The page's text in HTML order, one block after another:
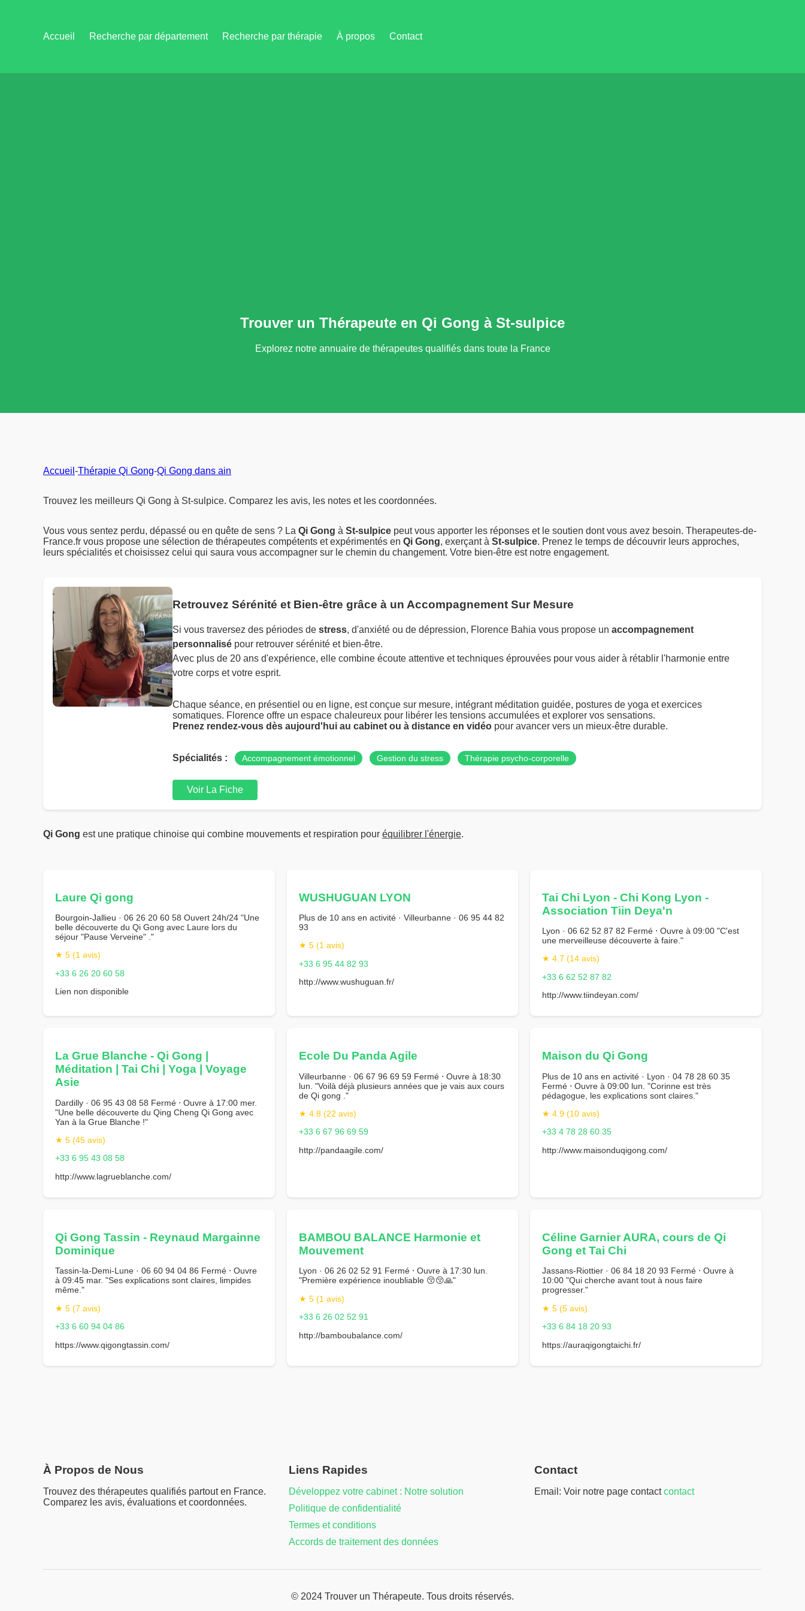
Accueil Recherche par département Recherche par thérapie À propos Contact
Trouver un Thérapeute en Qi Gong à St-sulpice
Explorez notre annuaire de thérapeutes qualifiés dans toute la France
Accueil -Thérapie Qi Gong-Qi Gong dans ain
Trouvez les meilleurs Qi Gong à St-sulpice. Comparez les avis, les notes et les coordonnées.
Vous vous sentez perdu, dépassé ou en quête de sens ? La Qi Gong à St-sulpice peut vous apporter les réponses et le soutien dont vous avez besoin. Therapeutes-de-
France.fr vous propose une sélection de thérapeutes compétents et expérimentés en Qi Gong, exerçant à St-sulpice. Prenez le temps de découvrir leurs approches,
leurs spécialités et choisissez celui qui saura vous accompagner sur le chemin du changement. Votre bien-être est notre engagement.
Retrouvez Sérénité et Bien-être grâce à un Accompagnement Sur Mesure
Si vous traversez des périodes de stress, d'anxiété ou de dépression, Florence Bahia vous propose un accompagnement
personnalisé pour retrouver sérénité et bien-être.
Avec plus de 20 ans d'expérience, elle combine écoute attentive et techniques éprouvées pour vous aider à rétablir l'harmonie entre
votre corps et votre esprit.
Chaque séance, en présentiel ou en ligne, est conçue sur mesure, intégrant méditation guidée, postures de yoga et exercices
somatiques. Florence offre un espace chaleureux pour libérer les tensions accumulées et explorer vos sensations.
Prenez rendez-vous dès aujourd'hui au cabinet ou à distance en vidéo pour avancer vers un mieux-être durable.
Spécialités : Accompagnement émotionnel Gestion du stress Thérapie psycho-corporelle
Voir La Fiche
Qi Gong est une pratique chinoise qui combine mouvements et respiration pour équilibrer l'énergie.
Laure Qi gong
Bourgoin-Jallieu · 06 26 20 60 58 Ouvert 24h/24 "Une
belle découverte du Qi Gong avec Laure lors du
séjour "Pause Verveine" ."
★ 5 (1 avis)
+33 6 26 20 60 58
Lien non disponible
WUSHUGUAN LYON
Plus de 10 ans en activité · Villeurbanne · 06 95 44 82
93
★ 5 (1 avis)
+33 6 95 44 82 93
http://www.wushuguan.fr/
Tai Chi Lyon - Chi Kong Lyon -
Association Tiin Deya'n
Lyon · 06 62 52 87 82 Fermé ⋅ Ouvre à 09:00 "C'est
une merveilleuse découverte à faire."
★ 4.7 (14 avis)
+33 6 62 52 87 82
http://www.tiindeyan.com/
La Grue Blanche - Qi Gong |
Méditation | Tai Chi | Yoga | Voyage
Asie
Dardilly · 06 95 43 08 58 Fermé ⋅ Ouvre à 17:00 mer.
"Une belle découverte du Qing Cheng Qi Gong avec
Yan à la Grue Blanche !"
★ 5 (45 avis)
+33 6 95 43 08 58
http://www.lagrueblanche.com/
Ecole Du Panda Agile
Villeurbanne · 06 67 96 69 59 Fermé ⋅ Ouvre à 18:30
lun. "Voilà déjà plusieurs années que je vais aux cours
de Qi gong ."
★ 4.8 (22 avis)
+33 6 67 96 69 59
http://pandaagile.com/
Maison du Qi Gong
Plus de 10 ans en activité · Lyon · 04 78 28 60 35
Fermé ⋅ Ouvre à 09:00 lun. "Corinne est très
pédagogue, les explications sont claires."
★ 4.9 (10 avis)
+33 4 78 28 60 35
http://www.maisonduqigong.com/
Qi Gong Tassin - Reynaud Margainne
Dominique
Tassin-la-Demi-Lune · 06 60 94 04 86 Fermé ⋅ Ouvre
à 09:45 mar. "Ses explications sont claires, limpides
même."
★ 5 (7 avis)
+33 6 60 94 04 86
https://www.qigongtassin.com/
BAMBOU BALANCE Harmonie et
Mouvement
Lyon · 06 26 02 52 91 Fermé ⋅ Ouvre à 17:30 lun.
"Première expérience inoubliable 😚😚🙏"
★ 5 (1 avis)
+33 6 26 02 52 91
http://bamboubalance.com/
Céline Garnier AURA, cours de Qi
Gong et Tai Chi
Jassans-Riottier · 06 84 18 20 93 Fermé ⋅ Ouvre à
10:00 "Qui cherche avant tout à nous faire
progresser."
★ 5 (5 avis)
+33 6 84 18 20 93
https://auraqigongtaichi.fr/
À Propos de Nous
Trouvez des thérapeutes qualifiés partout en France.
Comparez les avis, évaluations et coordonnées.
Liens Rapides
Développez votre cabinet : Notre solution
Politique de confidentialité
Termes et conditions
Accords de traitement des données
Contact
Email: Voir notre page contactcontact
© 2024 Trouver un Thérapeute. Tous droits réservés.